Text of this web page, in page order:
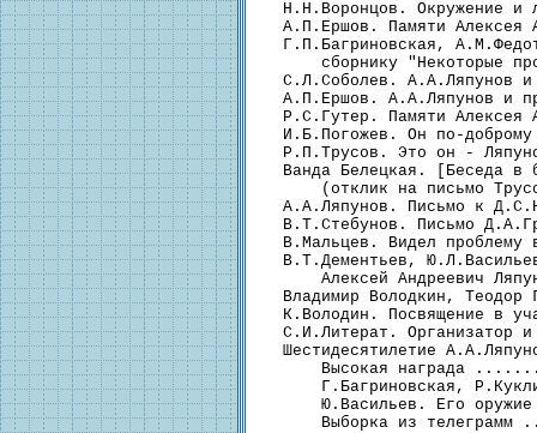
Н.Н.Воронцов. Окружение и
А.П.Ершов. Памяти Алексея
Г.П.Багриновская,
сборнику "Некоторые
С.Л.Соболев. А.А.Ляпунов
А.П.Ершов. А.А.Ляпунов и
Р.С.Гутер. Памяти Алексея
И.Б.Погожев. Он по-
Р.П.Трусов. Это он -
Ванда Белецкая. [Беседа в
(отклик на письмо
A.А.Ляпунов. Письмо к
B.Т.Стебунов. Письмо
В.Мальцев. Видел проблему
B.Т.Дементьев,
Алексей Андреевич
Владимир Володкин, Теодор
К.Володин. Посвящение в
C.И.Литерат. Организатор
Шестидесятилетие
Высокая награда
Г.Багриновская,
Ю.Васильев. Его
Выборка из телеграмм